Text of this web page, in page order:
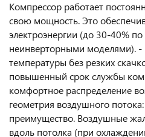
Компрессор работает
свою мощность. Это
электроэнергии (до 30-40%
неинверторными моделями).
температуры без резких
повышенный срок службы
комфортное распределение
геометрия воздушного
преимущество. Воздушные
вдоль потолка (при